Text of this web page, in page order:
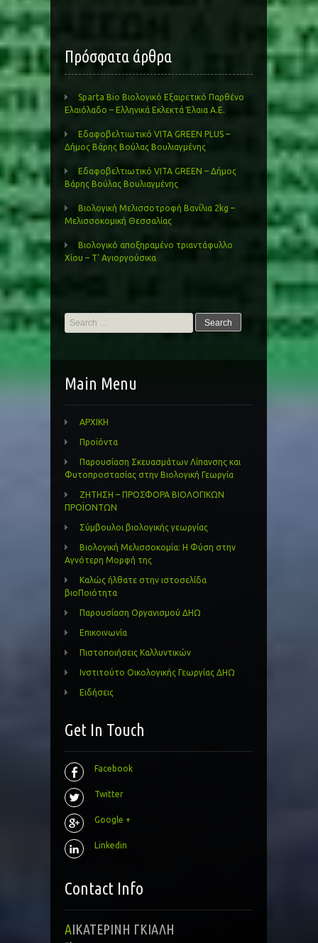
Πρόσφατα άρθρα
Sparta Bio Βιολογικό Εξαιρετικό Παρθένο
Ελαιόλαδο – Ελληνικά Εκλεκτά Έλαια Α.Ε.
Εδαφοβελτιωτικό VITA GREEN PLUS –
Δήμος Βάρης Βούλας Βουλιαγμένης
Εδαφοβελτιωτικό VITA GREEN – Δήμος
Βάρης Βούλας Βουλιαγμένης
Βιολογική Μελισσοτροφή Βανίλια 2kg –
Μελισσοκομική Θεσσαλίας
Βιολογικό αποξηραμένο τριαντάφυλλο
Χίου – Τ’ Αγιοργούσικα
Search
for:
Main Menu
ΑΡΧΙΚΗ
Προϊόντα
Παρουσίαση Σκευασμάτων Λίπανσης και
Φυτοπροστασίας στην Βιολογική Γεωργία
ΖΗΤΗΣΗ – ΠΡΟΣΦΟΡΑ ΒΙΟΛΟΓΙΚΩΝ
ΠΡΟΪΟΝΤΩΝ
Σύμβουλοι βιολογικής γεωργίας
Βιολογική Μελισσοκομία: Η Φύση στην
Αγνότερη Μορφή της
Καλώς ήλθατε στην ιστοσελίδα
βιοΠοιότητα
Παρουσίαση Οργανισμού ΔΗΩ
Επικοινωνία
Πιστοποιήσεις Καλλυντικών
Ινστιτούτο Οικολογικής Γεωργίας ΔΗΩ
Ειδήσεις
Get In Touch
Facebook
Twitter
Google +
Linkedin
Contact Info
ΑΙΚΑΤΕΡΙΝΗ ΓΚΙΑΛΗ